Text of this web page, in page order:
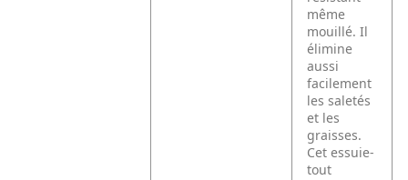
même
mouillé. Il
élimine
aussi
facilement
les saletés
et les
graisses.
Cet essuie-
tout